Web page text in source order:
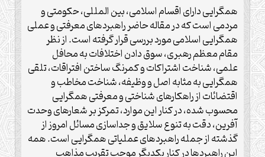
همگرایی دارای اقسام اسلامی، بین المللی، حکومتی و
مردمی است که در مقاله حاضر راهبردهای معرفتی و عملی
همگرایی اسلامی مورد بررسی قرار گرفته است. از نظر
مقام معظم رهبری، سوق دادن اختلافات به محافل
علمی، شناخت اشتراکات و کمرنگ ساختن افتراقات، تلقی
همگرایی به مثابه اصل و وظیفه، شناخت مخاطب و
اقتضائات از راهکارهای شناختی و معرفتی همگرایی
محسوب شده، در کنار این موارد، تمرکز بر شعارهای وحدت
آفرین، دقت به تنوع سلایق و جداسازی مسائل امروز از
گذشته از جمله راهبردهای عملیاتی همگرایی است. همه